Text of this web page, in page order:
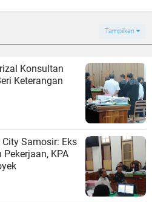
Tampilkan
Konsultan
Keterangan
Samosir: Eks
KPA